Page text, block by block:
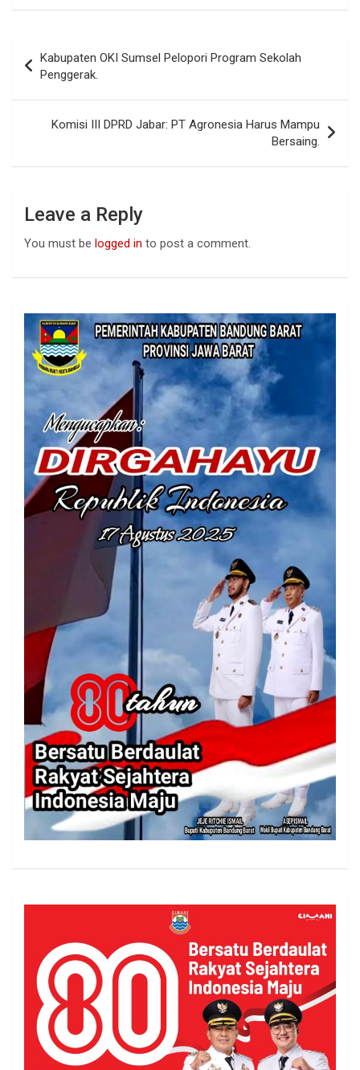
ce
b
o
o
k
at
A
p
p
ke
n
navigation
Kabupaten OKI Sumsel Pelopori Program Sekolah
Penggerak.
Komisi III DPRD Jabar: PT Agronesia Harus Mampu
Bersaing.
Leave a Reply
You must be logged in to post a comment.